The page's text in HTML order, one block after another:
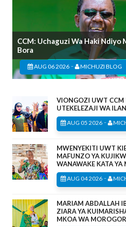
CCM: Uchaguzi Wa Haki Ndiyo
Bora
AUG 06 2026 - MICHUZI BLOG
VIONGOZI UWT CCM
UTEKELEZAJI WA
AUG 05 2026 -
MWENYEKITI UWT
MAFUNZO YA
WANAWAKE KATA
AUG 04 2026 -
MARIAM ABDALLAH
ZIARA YA
MKOA WA